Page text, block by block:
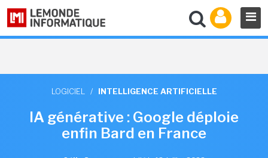
LOGICIEL / INTELLIGENCE ARTIFICIELLE
IA générative : Google déploie
enfin Bard en France